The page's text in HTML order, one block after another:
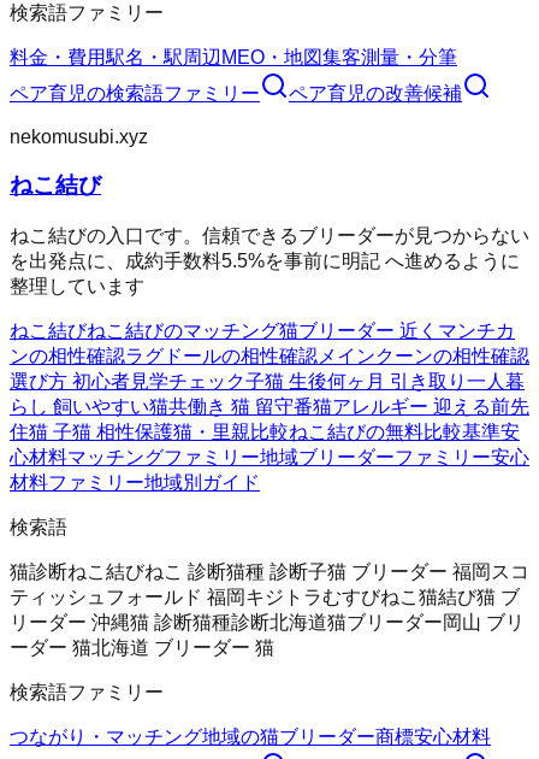
検索語ファミリー
料金・費用駅名・駅周辺 MEO・地図集客測量・分筆
ペア育児の検索語ファミリー ペア育児の改善候補
nekomusubi.xyz
ねこ結び
ねこ結びの入口です。信頼できるブリーダーが見つからない
を出発点に、成約手数料5.5%を事前に明記 へ進めるように
整理しています
ねこ結びねこ結びのマッチング猫ブリーダー 近く マンチカ
ンの相性確認ラグドールの相性確認 メインクーンの相性確認
選び方 初心者見学チェック子猫 生後何ヶ月 引き取り 一人暮
らし 飼いやすい猫共働き 猫 留守番猫アレルギー 迎える前先
住猫 子猫 相性保護猫・里親比較ねこ結びの無料比較基準安
心材料マッチングファミリー地域ブリーダーファミリー安心
材料ファミリー地域別ガイド
検索語
猫診断ねこ結びねこ 診断猫種 診断子猫 ブリーダー 福岡 スコ
ティッシュフォールド 福岡キジトラむすびねこ 猫結び猫 ブ
リーダー 沖縄猫 診断猫種診断北海道猫ブリーダー岡山 ブリ
ーダー 猫北海道 ブリーダー 猫
検索語ファミリー
つながり・マッチング地域の猫ブリーダー商標安心材料